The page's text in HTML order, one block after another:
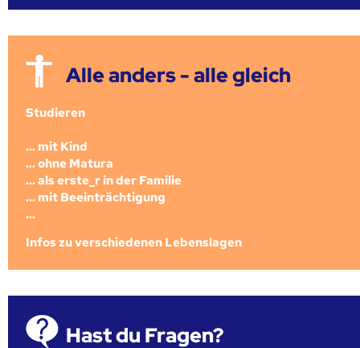
Alle anders - alle gleich
Studieren
... mit Kind
... ohne Matura
... als erste_r in der Familie
... mit Beeinträchtigung
...
Infos zu verschiedenen Lebenslagen
Hast du Fragen?